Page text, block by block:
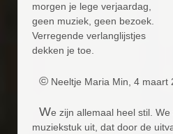
morgen je lege verjaardag,
geen muziek, geen bezoek.
Verregende verlanglijstjes
dekken je toe.
© Neeltje Maria Min, 4 maart
We zijn allemaal heel stil.
muziekstuk uit, dat door de